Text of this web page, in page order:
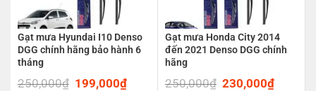
Gạt mưa Hyundai I10 Denso
DGG chính hãng bảo hành 6
tháng
250,000₫ Original
199,000₫Current
Gạt mưa Honda City 2014
đến 2021 Denso DGG chính
hãng
250,000₫ Original
230,000₫Current